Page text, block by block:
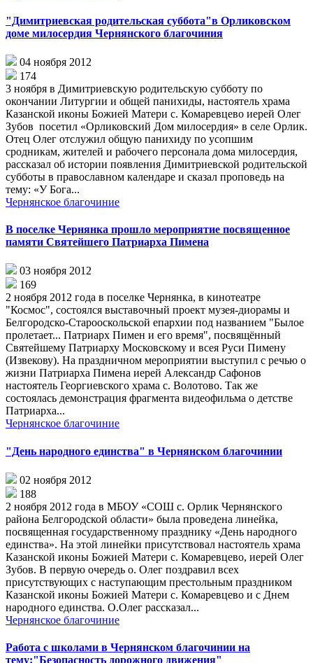
"Димитриевская родительская суббота"в Орликовском
доме милосердия Чернянского благочиния
04 ноября 2012
174
3 ноября в Димитриевскую родительскую субботу по
окончании Литургии и общей панихиды, настоятель храма
Казанской иконы Божией Матери с. Комаревцево иерей Олег
Зубов посетил «Орликовский Дом милосердия» в селе Орлик.
Отец Олег отслужил общую панихиду по усопшим
сродникам, жителей и рабочего персонала дома милосердия,
рассказал об истории появления Димитриевской родительской
субботы в православном календаре и сказал проповедь на
тему: «У Бога...
Чернянское благочиние
В поселке Чернянка прошло мероприятие посвященное
памяти Святейшего Патриарха Пимена
03 ноября 2012
169
2 ноября 2012 года в поселке Чернянка, в кинотеатре
"Космос", состоялся выставочный проект музея-диорамы и
Белгородско-Старооскольской епархии под названием "Былое
пролетает... Патриарх Пимен и его время", посвящённый
Святейшему Патриарху Московскому и всея Руси Пимену
(Извекову). На праздничном мероприятии выступил с речью о
жизни Патриарха Пимена иерей Александр Сафонов
настоятель Георгиевского храма с. Волотово. Так же
состоялась демонстрация фрагмента видеофильма о детстве
Патриарха...
Чернянское благочиние
"День народного единства" в Чернянском благочинии
02 ноября 2012
188
2 ноября 2012 года в МБОУ «СОШ с. Орлик Чернянского
района Белгородской области» была проведена линейка,
посвященная государственному празднику «День народного
единства». На этой линейки присутствовал настоятель храма
Казанской иконы Божией Матери с. Комаревцево, иерей Олег
Зубов. В первую очередь о. Олег поздравил всех
присутствующих с наступающим престольным праздником
Казанской иконы Божией Матери с. Комаревцево и с Днем
народного единства. О.Олег рассказал...
Чернянское благочиние
Работа с школами в Чернянском благочинии на
тему:"Безопасность дорожного движения"